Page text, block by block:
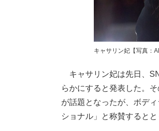
キャサリン妃【写真：
キャサリン妃は先日、
らかにすると発表した。
が話題となったが、ボデ
ショナル」と称賛すると